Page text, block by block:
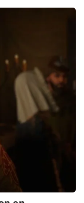
físico en una